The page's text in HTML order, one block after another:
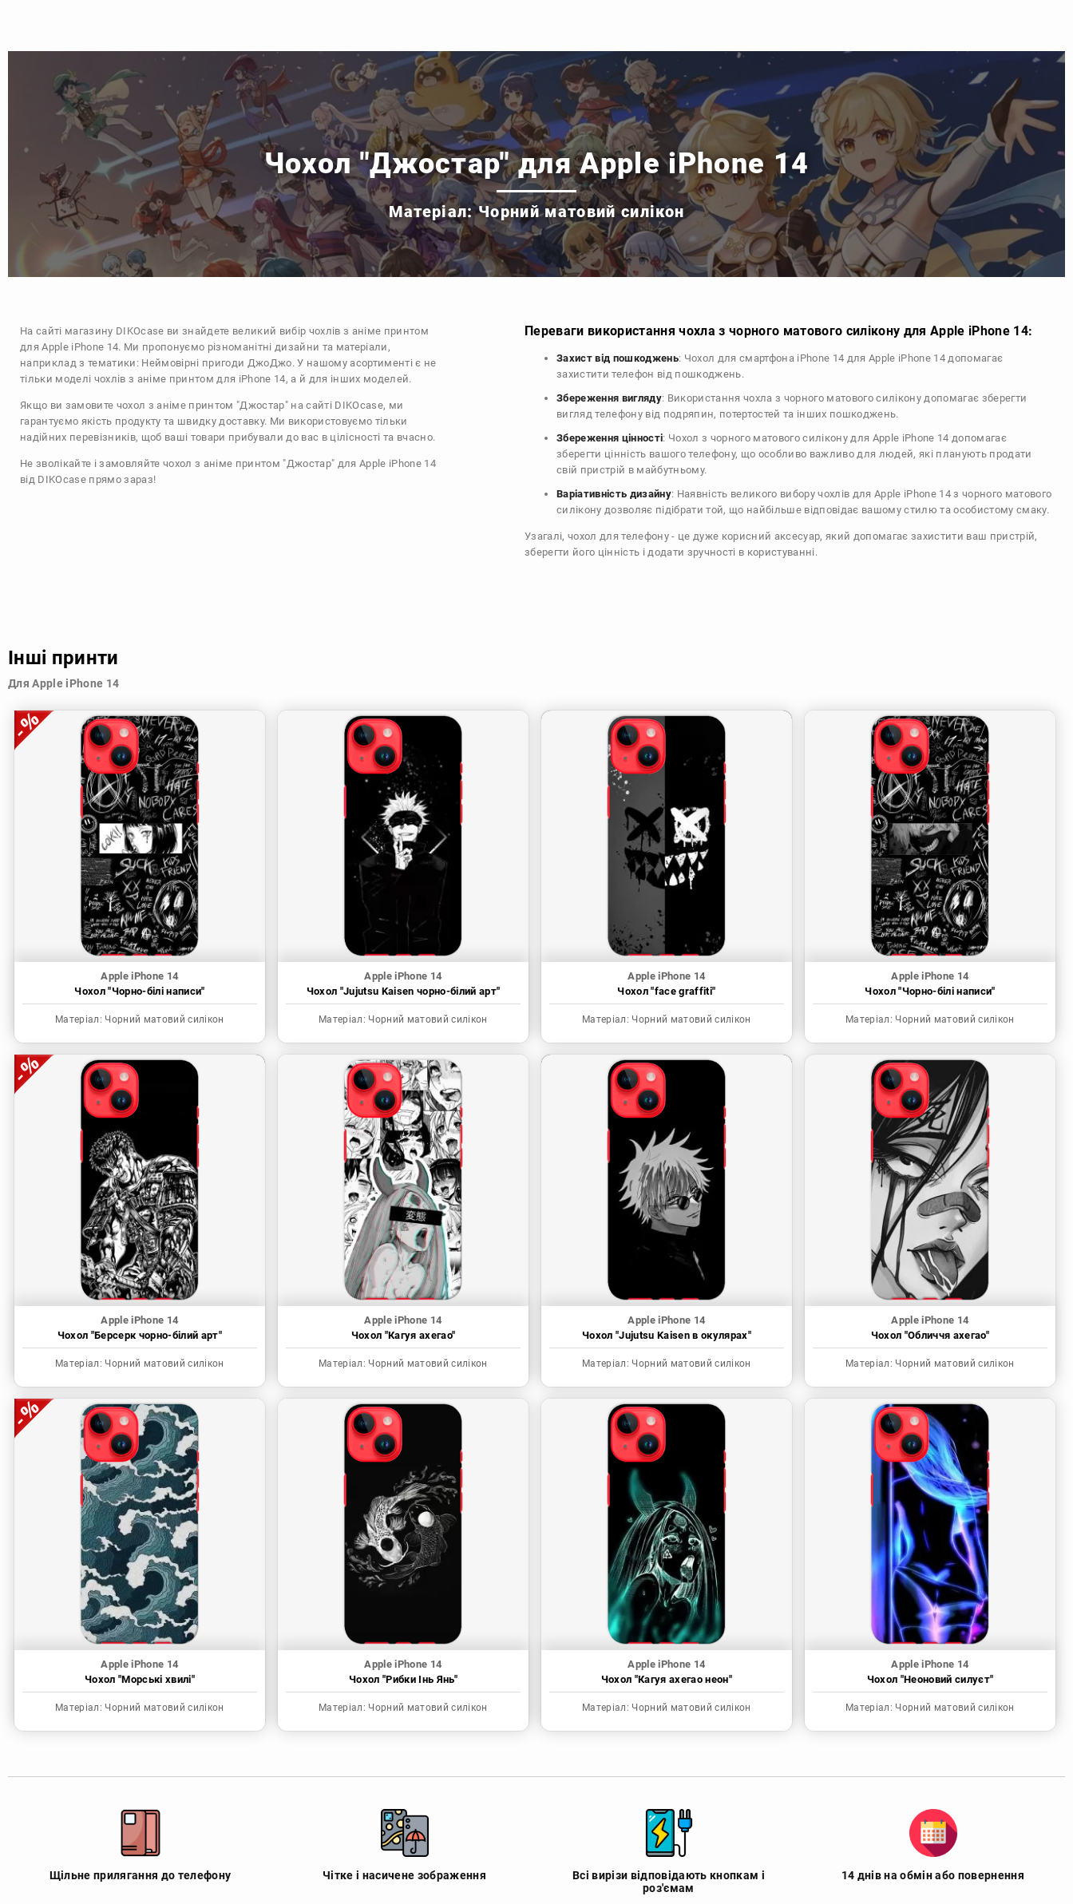
Чохол "Джостар" для Apple iPhone 14
Матеріал: Чорний матовий силікон
На сайті магазину DIKOcase ви знайдете великий вибір чохлів з аніме принтом
для Apple iPhone 14. Ми пропонуємо різноманітні дизайни та матеріали,
наприклад з тематики: Неймовірні пригоди ДжоДжо. У нашому асортименті є не
тільки моделі чохлів з аніме принтом для iPhone 14, а й для інших моделей.
Якщо ви замовите чохол з аніме принтом "Джостар" на сайті DIKOcase, ми
гарантуємо якість продукту та швидку доставку. Ми використовуємо тільки
надійних перевізників, щоб ваші товари прибували до вас в цілісності та вчасно.
Не зволікайте і замовляйте чохол з аніме принтом "Джостар" для Apple iPhone 14
від DIKOcase прямо зараз!
Переваги використання чохла з чорного матового силікону для Apple iPhone 14:
Захист від пошкоджень: Чохол для смартфона iPhone 14 для Apple iPhone 14 допомагає
захистити телефон від пошкоджень.
Збереження вигляду: Використання чохла з чорного матового силікону допомагає зберегти
вигляд телефону від подряпин, потертостей та інших пошкоджень.
Збереження цінності: Чохол з чорного матового силікону для Apple iPhone 14 допомагає
зберегти цінність вашого телефону, що особливо важливо для людей, які планують продати
свій пристрій в майбутньому.
Варіативність дизайну: Наявність великого вибору чохлів для Apple iPhone 14 з чорного матового
силікону дозволяє підібрати той, що найбільше відповідає вашому стилю та особистому смаку.
Узагалі, чохол для телефону - це дуже корисний аксесуар, який допомагає захистити ваш пристрій,
зберегти його цінність і додати зручності в користуванні.
Інші принти
Для Apple iPhone 14
Apple iPhone 14
Чохол "Чорно-білі написи"
Матеріал: Чорний матовий силікон
Apple iPhone 14
Чохол "Jujutsu Kaisen чорно-білий арт"
Матеріал: Чорний матовий силікон
Apple iPhone 14
Чохол "face graffiti"
Матеріал: Чорний матовий силікон
Apple iPhone 14
Чохол "Чорно-білі написи"
Матеріал: Чорний матовий силікон
Apple iPhone 14
Чохол "Берсерк чорно-білий арт"
Матеріал: Чорний матовий силікон
Apple iPhone 14
Чохол "Кагуя ахегао"
Матеріал: Чорний матовий силікон
Apple iPhone 14
Чохол "Jujutsu Kaisen в окулярах"
Матеріал: Чорний матовий силікон
Apple iPhone 14
Чохол "Обличчя ахегао"
Матеріал: Чорний матовий силікон
Apple iPhone 14
Чохол "Морські хвилі"
Матеріал: Чорний матовий силікон
Apple iPhone 14
Чохол "Рибки Інь Янь"
Матеріал: Чорний матовий силікон
Apple iPhone 14
Чохол "Кагуя ахегао неон"
Матеріал: Чорний матовий силікон
Apple iPhone 14
Чохол "Неоновий силуєт"
Матеріал: Чорний матовий силікон
Щільне прилягання до телефону Чітке і насичене зображення
Всі вирізи відповідають кнопкам і
роз'ємам
14 днів на обмін або повернення